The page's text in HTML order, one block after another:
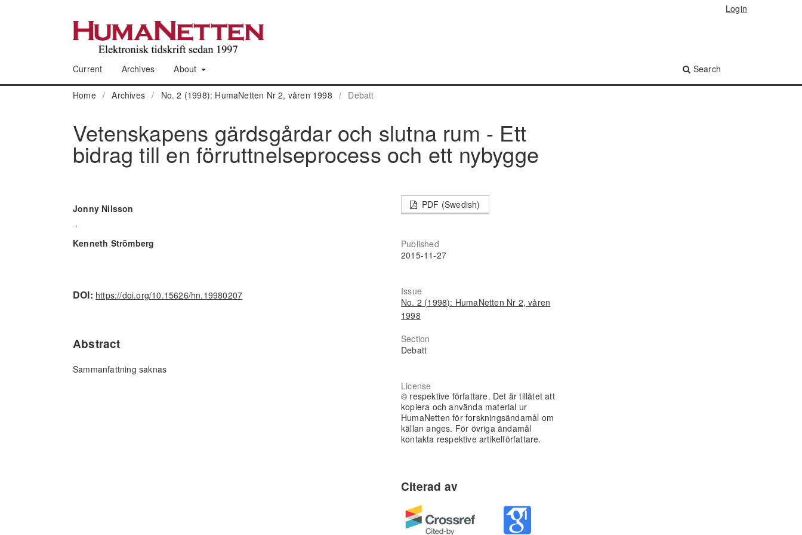
Current Archives About Search
Login
Home / Archives / No. 2 (1998): HumaNetten Nr 2, våren 1998 / Debatt
Vetenskapens gärdsgårdar och slutna rum - Ett
bidrag till en förruttnelseprocess och ett nybygge
Jonny Nilsson
,
Kenneth Strömberg
DOI: https://doi.org/10.15626/hn.19980207
Abstract
Sammanfattning saknas
PDF (Swedish)
Published
2015-11-27
Issue
No. 2 (1998): HumaNetten Nr 2, våren
1998
Section
Debatt
License
© respektive författare. Det är tillåtet att
kopiera och använda material ur
HumaNetten för forskningsändamål om
källan anges. För övriga ändamål
kontakta respektive artikelförfattare.